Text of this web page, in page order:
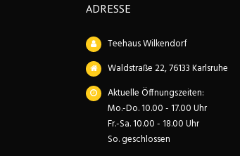
ADRESSE
Teehaus Wilkendorf
Waldstraße 22, 76133 Karlsruhe
Aktuelle Öffnungszeiten:
Mo.-Do. 10.00 - 17.00 Uhr
Fr.-Sa. 10.00 - 18.00 Uhr
So. geschlossen